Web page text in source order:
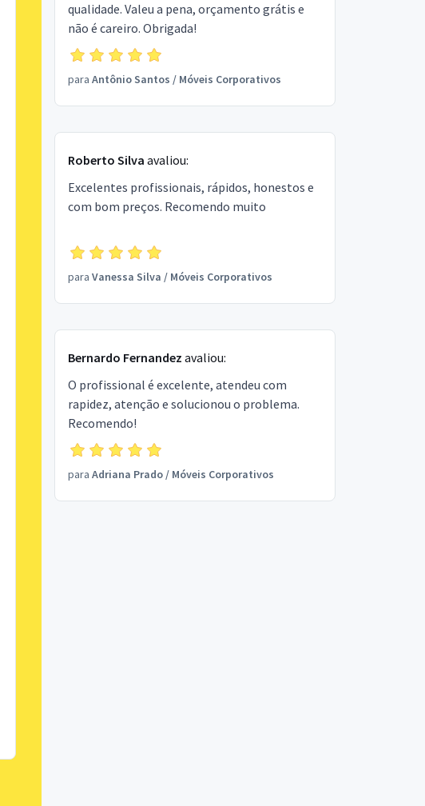
qualidade. Valeu a pena, orçamento grátis e
não é careiro. Obrigada!
para Antônio Santos / Móveis Corporativos
Roberto Silva avaliou:
Excelentes profissionais, rápidos, honestos e
com bom preços. Recomendo muito
para Vanessa Silva / Móveis Corporativos
Bernardo Fernandez avaliou:
O profissional é excelente, atendeu com
rapidez, atenção e solucionou o problema.
Recomendo!
para Adriana Prado/ Móveis Corporativos